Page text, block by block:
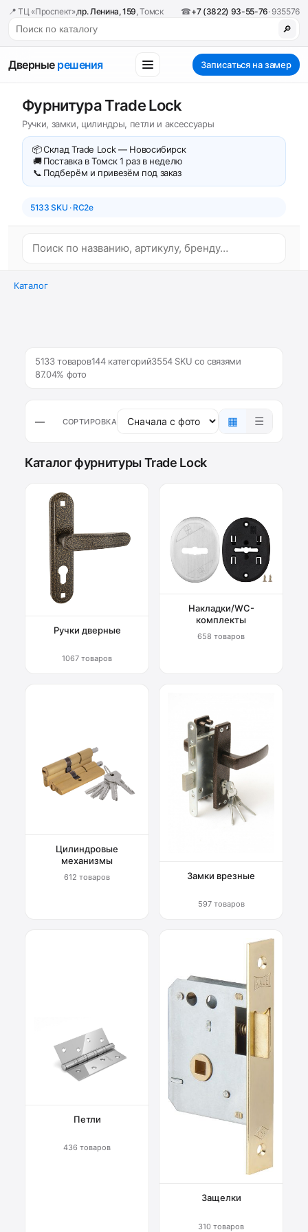
📍 ТЦ «Проспект»,пр. Ленина, 159, Томск ☎+7 (3822) 93-55-76· 935576
🔎
Дверные решения Записаться на замер
Фурнитура Trade Lock
Ручки, замки, цилиндры, петли и аксессуары
📦Склад Trade Lock — Новосибирск
🚚 Поставка в Томск 1 раз в неделю
📞 Подберём и привезём под заказ
5133 SKU · RC2e
Каталог
5133 товаров144 категорий3554 SKU со связями
87.04% фото
— СОРТИРОВКА ▦ ☰
Каталог фурнитуры Trade Lock
Ручки дверные
1067 товаров
Накладки/WC-
комплекты
658 товаров
Цилиндровые
механизмы
612 товаров Замки врезные
597 товаров
Петли
436 товаров
Защелки
310 товаров